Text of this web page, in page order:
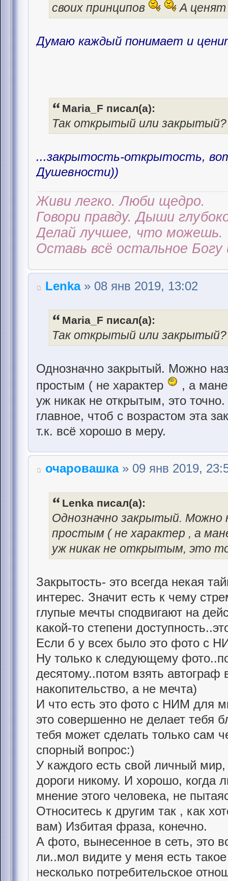
своих принципов
А ценят
Думаю каждый понимает и
Maria_F писал(а):
Так открытый или закрытый?
...закрытость-открытость,
Душевности))
Живи легко. Люби щедро.
Говори правду. Дыши
Делай лучшее, что можешь.
Оставь всё остальное Богу
Lenka» 08 янв 2019, 13:02
Maria_F писал(а):
Так открытый или закрытый?
Однозначно закрытый. Можно
простым ( не характер
, а
уж никак не открытым, это
главное, чтоб с возрастом эта
т.к. всё хорошо в меру.
очаровашка» 09 янв 2019,
Lenka писал(а):
Однозначно закрытый. Можно
простым ( не характер , а
уж никак не открытым, это
Закрытость- это всегда некая
интерес. Значит есть к чему
глупые мечты сподвигают на
какой-то степени
Если б у всех было это фото с
Ну только к следующему
десятому..потом взять автограф
накопительство, а не мечта)
И что есть это фото с НИМ для
это совершенно не делает тебя
тебя может сделать только сам
спорный вопрос:)
У каждого есть свой личный мир,
дороги никому. И хорошо, когда
мнение этого человека, не
Относитесь к другим так , как
вам) Избитая фраза, конечно.
А фото, вынесенное в сеть, это
ли..мол видите у меня есть
несколько потребительское